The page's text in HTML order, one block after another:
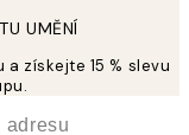
UMĚNÍ
získejte 15 % slevu